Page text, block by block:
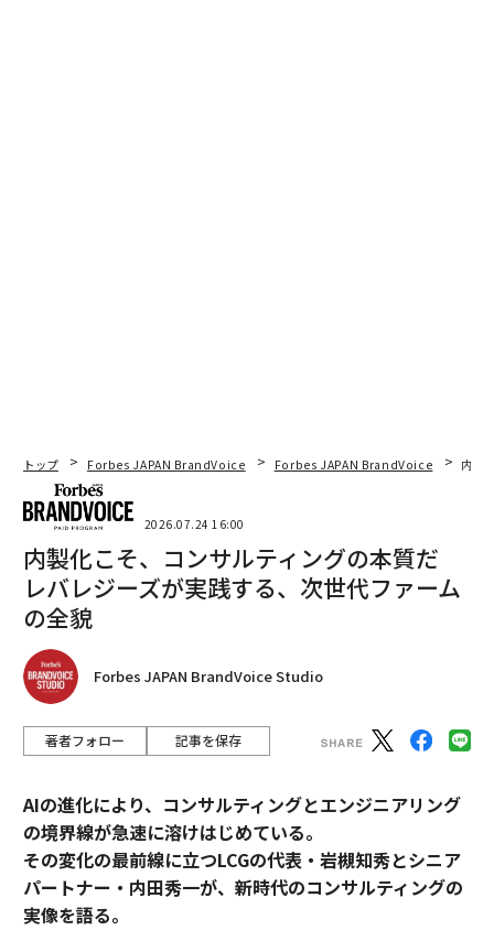
トップ Forbes JAPAN BrandVoice Forbes JAPAN BrandVoice 内製
2026.07.24 16:00
内製化こそ、コンサルティングの本質だ
レバレジーズが実践する、次世代ファーム
の全貌
Forbes JAPAN BrandVoice Studio
著者フォロー 記事を保存
AIの進化により、コンサルティングとエンジニアリング
の境界線が急速に溶けはじめている。
その変化の最前線に立つLCGの代表・岩槻知秀とシニア
パートナー・内田秀一が、新時代のコンサルティングの
実像を語る。